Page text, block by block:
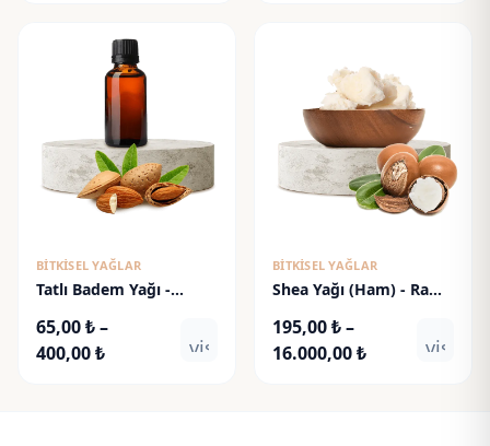
395,00 ₺
435,00 ₺
BITKISEL YAĞLAR
Tatlı Badem Yağı -
65,00₺–
400,00₺Fiyat
visibility
BITKISEL YAĞLAR
Shea Yağı (Ham) - Raw
195,00₺–
16.000,00₺Fiyat